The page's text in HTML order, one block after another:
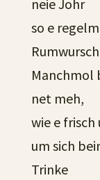
neie Johr
so e
Manchmol
net meh,
wie e frisch
um sich
Trinke